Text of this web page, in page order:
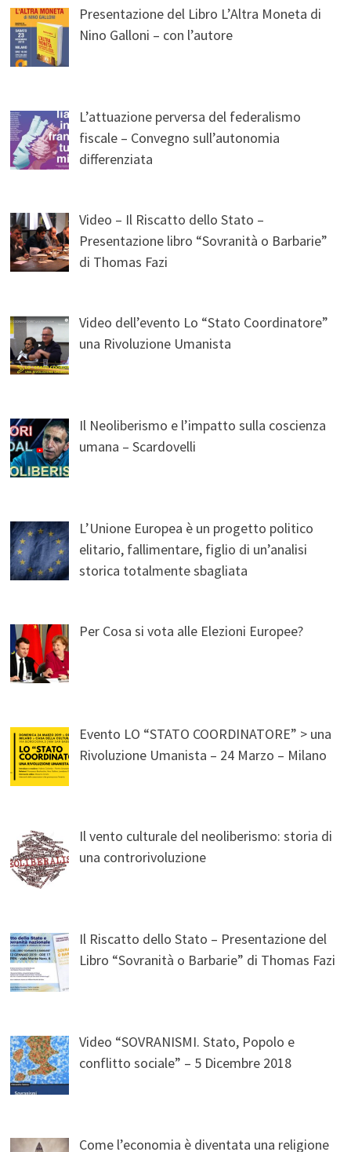
Presentazione del Libro L’Altra Moneta di
Nino Galloni – con l’autore
L’attuazione perversa del federalismo
fiscale – Convegno sull’autonomia
differenziata
Video – Il Riscatto dello Stato –
Presentazione libro “Sovranità o Barbarie”
di Thomas Fazi
Video dell’evento Lo “Stato Coordinatore”
una Rivoluzione Umanista
Il Neoliberismo e l’impatto sulla coscienza
umana – Scardovelli
L’Unione Europea è un progetto politico
elitario, fallimentare, figlio di un’analisi
storica totalmente sbagliata
Per Cosa si vota alle Elezioni Europee?
Evento LO “STATO COORDINATORE” > una
Rivoluzione Umanista – 24 Marzo – Milano
Il vento culturale del neoliberismo: storia di
una controrivoluzione
Il Riscatto dello Stato – Presentazione del
Libro “Sovranità o Barbarie” di Thomas Fazi
Video “SOVRANISMI. Stato, Popolo e
conflitto sociale” – 5 Dicembre 2018
Come l’economia è diventata una religione